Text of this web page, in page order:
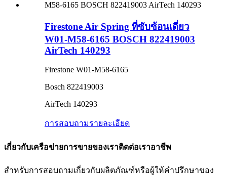
Firestone Air Spring ที่ซับซ้อนเดี่ยว
W01-M58-6165 BOSCH 822419003
AirTech 140293
Firestone W01-M58-6165
Bosch 822419003
AirTech 140293
การสอบถามรายละเอียด
เกี่ยวกับเครือข่ายการขายของเราติดต่อเราอาชีพ
สำหรับการสอบถามเกี่ยวกับผลิตภัณฑ์หรือผู้ให้คำปรึกษาของ